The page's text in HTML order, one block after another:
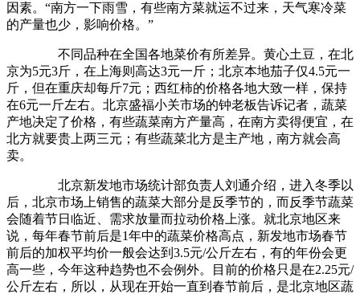
因素。“南方一下雨雪，有些南方菜就运不过来，天气寒冷菜
的产量也少，影响价格。”
不同品种在全国各地菜价有所差异。黄心土豆，在北
京为5元3斤，在上海则高达3元一斤；北京本地茄子仅4.5元一
斤，但在重庆却每斤7元；西红柿的价格各地大致一样，保持
在6元一斤左右。北京盛福小关市场的钟老板告诉记者，蔬菜
产地决定了价格，有些蔬菜南方产量高，在南方卖得便宜，在
北方就要贵上两三元；有些蔬菜北方是主产地，南方就会高
卖。
北京新发地市场统计部负责人刘通介绍，进入冬季以
后，北京市场上销售的蔬菜大部分是反季节的，而反季节蔬菜
会随着节日临近、需求放量而拉动价格上涨。就北京地区来
说，每年春节前后是1年中的蔬菜价格高点，新发地市场春节
前后的加权平均价一般会达到3.5元/公斤左右，有的年份会更
高一些，今年这种趋势也不会例外。目前的价格只是在2.25元/
公斤左右，所以，从现在开始一直到春节前后，是北京地区蔬